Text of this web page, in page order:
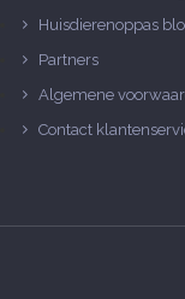
Huisdierenoppas
Partners
Algemene
Contact